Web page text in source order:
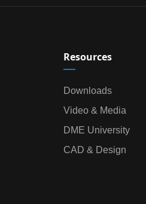
Resources
Downloads
Video & Media
DME University
CAD & Design